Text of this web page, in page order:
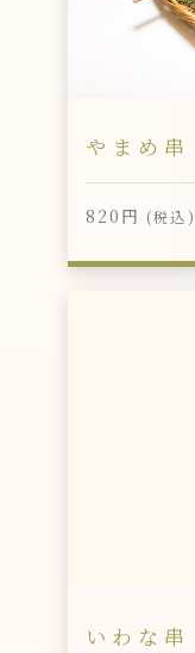
やまめ串
820円 (税込)
いわな串